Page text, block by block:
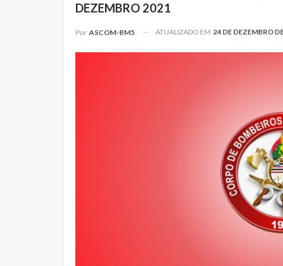
DEZEMBRO 2021
Por ASCOM-BM5 ATUALIZADO EM 24 DE DEZEMBRO